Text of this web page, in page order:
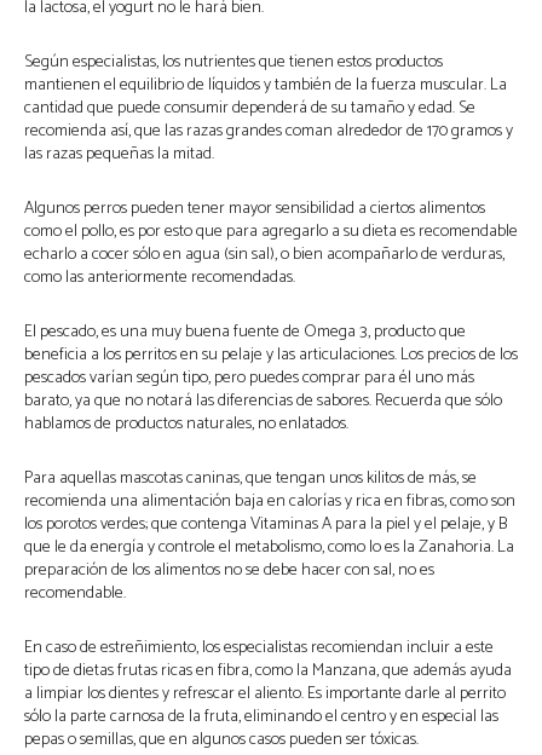
la lactosa, el yogurt no le hará bien.
Según especialistas, los nutrientes que tienen estos productos
mantienen el equilibrio de líquidos y también de la fuerza muscular. La
cantidad que puede consumir dependerá de su tamaño y edad. Se
recomienda así, que las razas grandes coman alrededor de 170 gramos y
las razas pequeñas la mitad.
Algunos perros pueden tener mayor sensibilidad a ciertos alimentos
como el pollo, es por esto que para agregarlo a su dieta es recomendable
echarlo a cocer sólo en agua (sin sal), o bien acompañarlo de verduras,
como las anteriormente recomendadas.
El pescado, es una muy buena fuente de Omega 3, producto que
beneficia a los perritos en su pelaje y las articulaciones. Los precios de los
pescados varían según tipo, pero puedes comprar para él uno más
barato, ya que no notará las diferencias de sabores. Recuerda que sólo
hablamos de productos naturales, no enlatados.
Para aquellas mascotas caninas, que tengan unos kilitos de más, se
recomienda una alimentación baja en calorías y rica en fibras, como son
los porotos verdes; que contenga Vitaminas A para la piel y el pelaje, y B
que le da energía y controle el metabolismo, como lo es la Zanahoria. La
preparación de los alimentos no se debe hacer con sal, no es
recomendable.
En caso de estreñimiento, los especialistas recomiendan incluir a este
tipo de dietas frutas ricas en fibra, como la Manzana, que además ayuda
a limpiar los dientes y refrescar el aliento. Es importante darle al perrito
sólo la parte carnosa de la fruta, eliminando el centro y en especial las
pepas o semillas, que en algunos casos pueden ser tóxicas.